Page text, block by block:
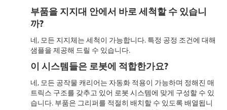
부품을 지지대 안에서 바로 세척할 수 있습니
까?
네, 모든 지지체는 세척이
가능합니다. 특정 공정 조건에 대해
샘플을 제공해 드릴 수 있습니다.
이 시스템들은 로봇에 적합한가요?
네, 모든 공작물 캐리어는 자동화 적용이 가능하며 정해진 매
트릭스 구조를 갖추고 있어 로봇 시스템에 맞게 구성할 수 있
습니다. 부품은 그리퍼를 적절히 배치할 수 있도록 배열됩니